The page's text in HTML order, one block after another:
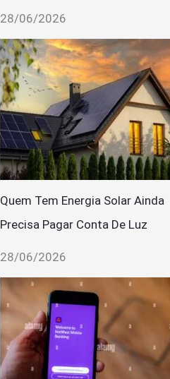
28/06/2026
Quem Tem Energia Solar Ainda
Precisa Pagar Conta De Luz
28/06/2026